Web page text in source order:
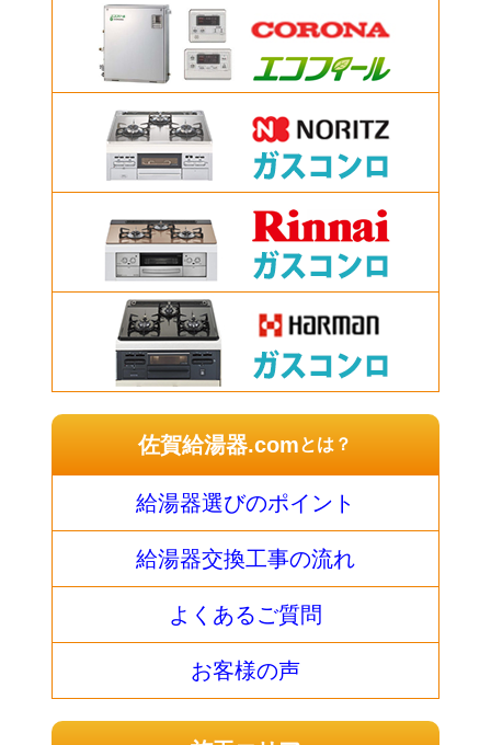
佐賀給湯器.comとは？
給湯器選びのポイント
給湯器交換工事の流れ
よくあるご質問
お客様の声